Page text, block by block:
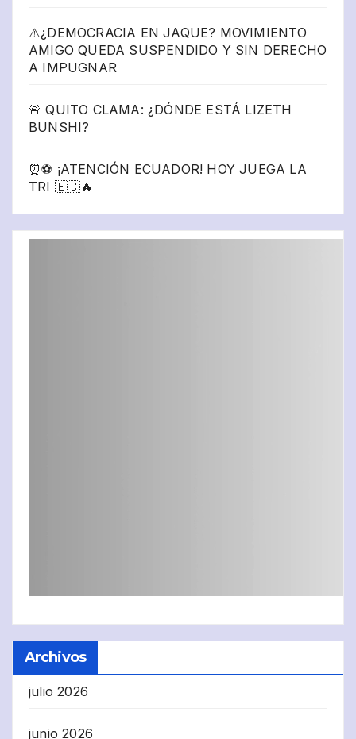
⚠️¿DEMOCRACIA EN JAQUE? MOVIMIENTO
AMIGO QUEDA SUSPENDIDO Y SIN DERECHO
A IMPUGNAR
🚨 QUITO CLAMA: ¿DÓNDE ESTÁ LIZETH
BUNSHI?
⏰⚽ ¡ATENCIÓN ECUADOR! HOY JUEGA LA
TRI 🇪🇨🔥
Archivos
julio 2026
junio 2026